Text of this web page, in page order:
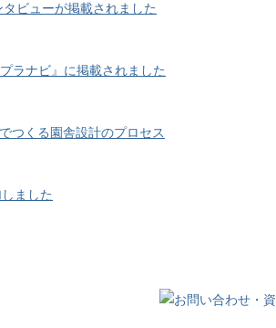
ビューが掲載されました
ラナビ』に掲載されました
つくる園舎設計のプロセス
ました